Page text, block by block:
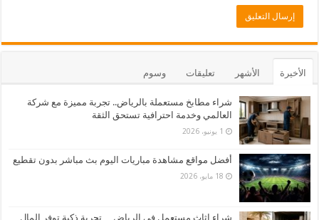
الأخيرة الأشهر تعليقات وسوم
شراء مطابخ مستعملة بالرياض.. تجربة مميزة مع شركة
العالمي وخدمة احترافية تستحق الثقة
1 يونيو، 2026
أفضل مواقع مشاهدة مباريات اليوم بث مباشر بدون تقطيع
18 مايو، 2026
شراء اثاث مستعمل في الرياض… تجربة ذكية توفر المال